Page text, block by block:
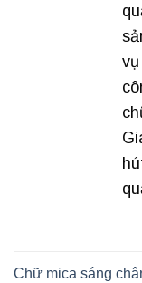
Chữ mica sáng